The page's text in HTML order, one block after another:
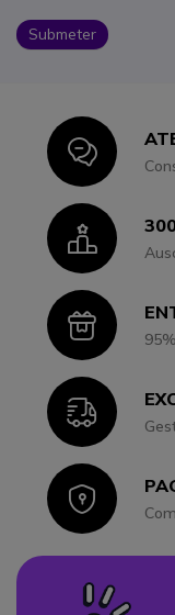
Submeter
Icon
Icon
Icon
Icon
Icon